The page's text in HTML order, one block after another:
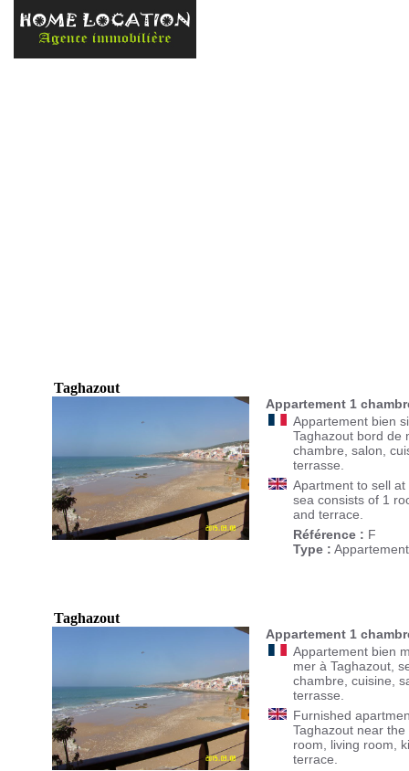
Taghazout
Appartement 1
Appartement bien
Taghazout bord de
chambre, salon,
terrasse.
Apartment to sell
sea consists of 1
and terrace.
Référence : F
Type : Appartement
Taghazout
Appartement 1
Appartement bien
mer à Taghazout,
chambre, cuisine,
terrasse.
Furnished
Taghazout near
room, living room,
terrace.